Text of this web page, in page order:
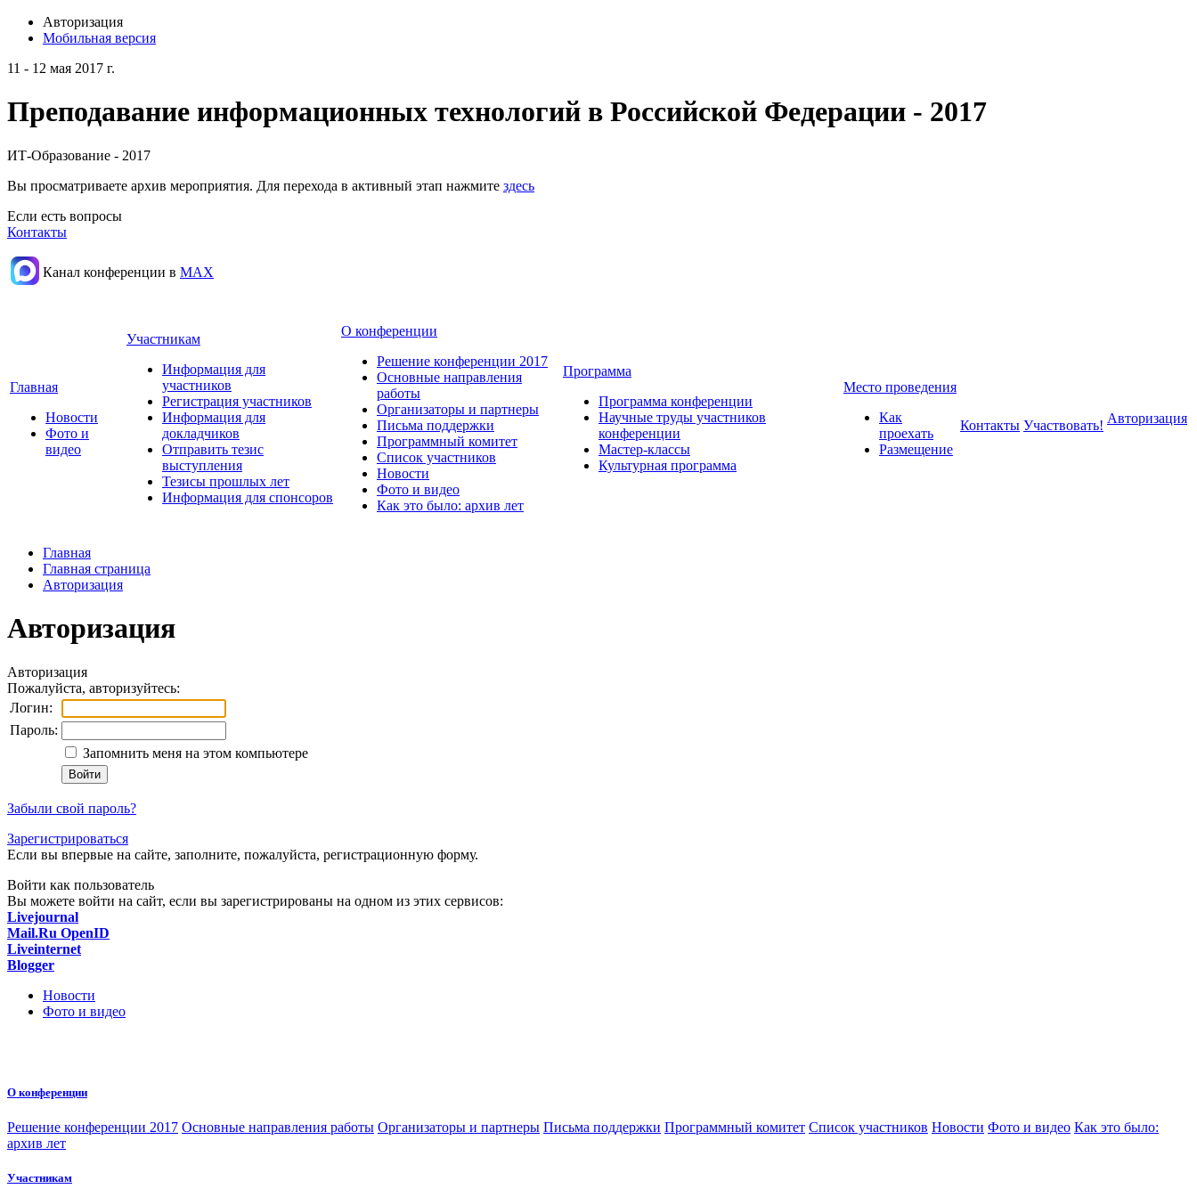
Авторизация
Мобильная версия
11 - 12 мая 2017 г.
Преподавание информационных технологий в Российской Федерации - 2017
ИТ-Образование - 2017
Вы просматриваете архив мероприятия. Для перехода в активный этап нажмите здесь
Если есть вопросы
Контакты
Канал конференции в МАХ
Главная
Новости
Фото и
видео
Участникам
Информация для
участников
Регистрация участников
Информация для
докладчиков
Отправить тезис
выступления
Тезисы прошлых лет
Информация для спонсоров
О конференции
Решение конференции 2017
Основные направления
работы
Организаторы и партнеры
Письма поддержки
Программный комитет
Список участников
Новости
Фото и видео
Как это было: архив лет
Программа
Программа конференции
Научные труды участников
конференции
Мастер-классы
Культурная программа
Место проведения
Как
проехать
Размещение
Контакты Участвовать! Авторизация
Главная
Главная страница
Авторизация
Авторизация
Авторизация
Пожалуйста, авторизуйтесь:
Логин:
Пароль:
Запомнить меня на этом компьютере
Забыли свой пароль?
Зарегистрироваться
Если вы впервые на сайте, заполните, пожалуйста, регистрационную форму.
Войти как пользователь
Вы можете войти на сайт, если вы зарегистрированы на одном из этих сервисов:
Livejournal
Mail.Ru OpenID
Liveinternet
Blogger
Новости
Фото и видео
О конференции
Решение конференции 2017 Основные направления работы Организаторы и партнеры Письма поддержки Программный комитет Список участников Новости Фото и видео Как это было:
архив лет
Участникам